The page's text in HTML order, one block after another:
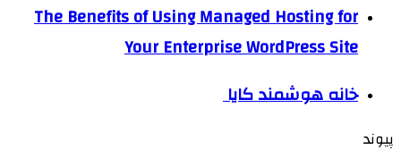
The Benefits of Using Managed Hosting for
Your Enterprise WordPress Site
خانه هوشمند کایا
پیوند